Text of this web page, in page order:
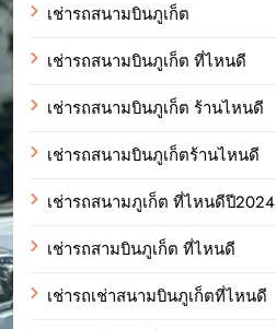
เช่ารถสนามบินภูเก็ต
เช่ารถสนามบินภูเก็ต ที่ไหนดี
เช่ารถสนามบินภูเก็ต ร้านไหนดี
เช่ารถสนามบินภูเก็ตร้านไหนดี
เช่ารถสนามภูเก็ต ที่ไหนดีปี2024
เช่ารถสามบินภูเก็ต ที่ไหนดี
เช่ารถเช่าสนามบินภูเก็ตที่ไหนดี